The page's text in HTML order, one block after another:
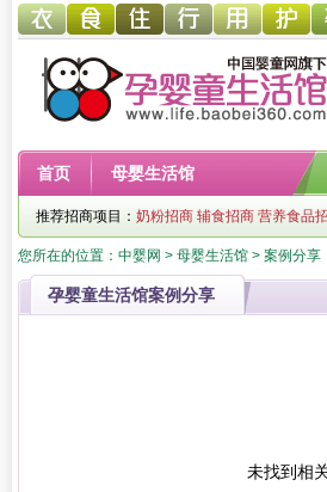
幼儿服
饰网
幼儿食
品网 具网
幼儿用 幼儿洗 中
首页 母婴生活馆
推荐招商项目： 奶粉招商 辅食招商 营养食品
您所在的位置： 中婴网 > 母婴生活馆 > 案例分享
孕婴童生活馆案例分享
未找到相